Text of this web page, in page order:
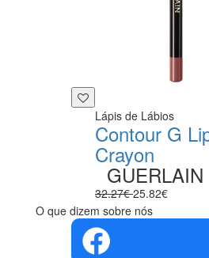
Lápis de Lábios
Contour G
Crayon
GUERLAIN
32.27€25.82€
O que dizem sobre nós